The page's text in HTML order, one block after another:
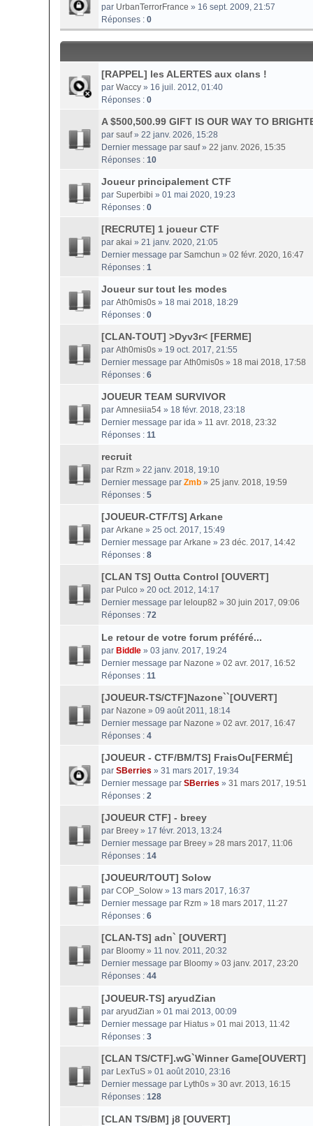
par UrbanTerrorFrance » 16 sept. 2009, 21:57
Réponses : 0
[RAPPEL] les ALERTES aux clans !
par Waccy » 16 juil. 2012, 01:40
Réponses : 0
A $500,500.99 GIFT IS OUR WAY TO
par sauf» 22 janv. 2026, 15:28
Dernier message par sauf» 22 janv. 2026, 15:35
Réponses : 10
Joueur principalement CTF
par Superbibi » 01 mai 2020, 19:23
Réponses : 0
[RECRUTE] 1 joueur CTF
par akai » 21 janv. 2020, 21:05
Dernier message par Samchun » 02 févr. 2020, 16:47
Réponses : 1
Joueur sur tout les modes
par Ath0mis0s » 18 mai 2018, 18:29
Réponses : 0
[CLAN-TOUT] >Dyv3r< [FERME]
par Ath0mis0s » 19 oct. 2017, 21:55
Dernier message par Ath0mis0s » 18 mai 2018, 17:58
Réponses : 6
JOUEUR TEAM SURVIVOR
par Amnesiia54 » 18 févr. 2018, 23:18
Dernier message par ida » 11 avr. 2018, 23:32
Réponses : 11
recruit
par Rzm » 22 janv. 2018, 19:10
Dernier message par Zmb » 25 janv. 2018, 19:59
Réponses : 5
[JOUEUR-CTF/TS] Arkane
par Arkane » 25 oct. 2017, 15:49
Dernier message par Arkane » 23 déc. 2017, 14:42
Réponses : 8
[CLAN TS] Outta Control [OUVERT]
par Pulco » 20 oct. 2012, 14:17
Dernier message par leloup82 » 30 juin 2017, 09:06
Réponses : 72
Le retour de votre forum préféré...
par Biddle » 03 janv. 2017, 19:24
Dernier message par Nazone » 02 avr. 2017, 16:52
Réponses : 11
[JOUEUR-TS/CTF]Nazone``[OUVERT]
par Nazone » 09 août 2011, 18:14
Dernier message par Nazone » 02 avr. 2017, 16:47
Réponses : 4
[JOUEUR - CTF/BM/TS] FraisOu[FERMÉ]
par SBerries » 31 mars 2017, 19:34
Dernier message par SBerries » 31 mars 2017, 19:51
Réponses : 2
[JOUEUR CTF] - breey
par Breey » 17 févr. 2013, 13:24
Dernier message par Breey » 28 mars 2017, 11:06
Réponses : 14
[JOUEUR/TOUT] Solow
par COP_Solow » 13 mars 2017, 16:37
Dernier message par Rzm » 18 mars 2017, 11:27
Réponses : 6
[CLAN-TS] adn` [OUVERT]
par Bloomy » 11 nov. 2011, 20:32
Dernier message par Bloomy » 03 janv. 2017, 23:20
Réponses : 44
[JOUEUR-TS] aryudZian
par aryudZian » 01 mai 2013, 00:09
Dernier message par Hiatus » 01 mai 2013, 11:42
Réponses : 3
[CLAN TS/CTF].wG`Winner Game[OUVERT]
par LexTuS » 01 août 2010, 23:16
Dernier message par Lyth0s » 30 avr. 2013, 16:15
Réponses : 128
[CLAN TS/BM] j8 [OUVERT]